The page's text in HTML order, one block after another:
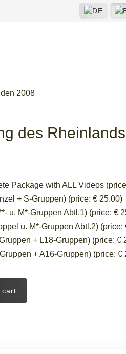
2008
des
Package with ALL Videos
+ S-Gruppen) (price: € 25.00)
u. M*-Gruppen Abtl.1) (price: €
u. M*-Gruppen Abtl.2) (price:
+ L18-Gruppen) (price: €
+ A16-Gruppen) (price: €
cart